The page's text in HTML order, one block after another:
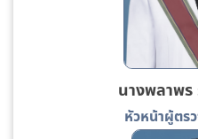
นางพลาพ
หัวหน้าผู้ตร